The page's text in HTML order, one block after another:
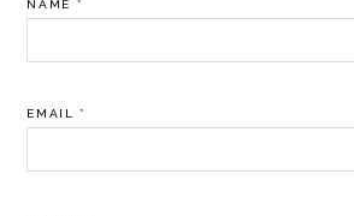
NAME *
EMAIL*